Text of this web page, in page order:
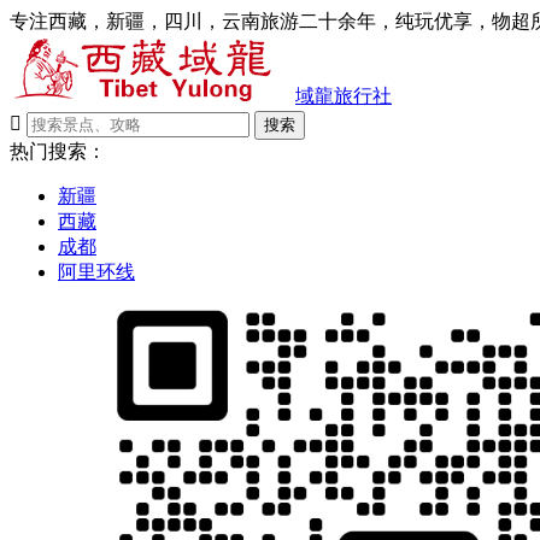
专注西藏，新疆，四川，云南旅游二十余年，纯玩优享，物超
域龍旅行社

搜索
热门搜索：
新疆
西藏
成都
阿里环线